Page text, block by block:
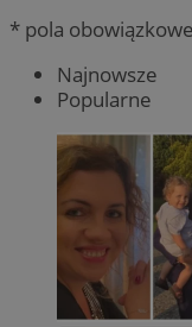
* pola obowiązkowe
Najnowsze
Popularne